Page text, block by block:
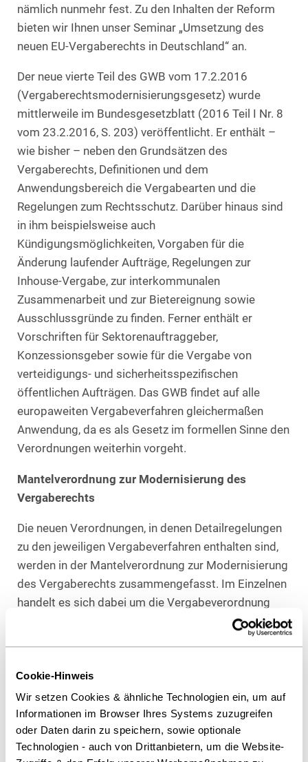
Cookie-Hinweis
Wir setzen Cookies & ähnliche Technologien ein, um auf
Informationen im Browser Ihres Systems zuzugreifen
oder Daten darin zu speichern, sowie optionale
Technologien - auch von Drittanbietern, um die Website-
nämlich nunmehr fest. Zu den Inhalten der Reform
bieten wir Ihnen unser Seminar „Umsetzung des
neuen EU-Vergaberechts in Deutschland“ an.
Der neue vierte Teil des GWB vom 17.2.2016
(Vergaberechtsmodernisierungsgesetz) wurde
mittlerweile im Bundesgesetzblatt (2016 Teil I Nr. 8
vom 23.2.2016, S. 203) veröffentlicht. Er enthält –
wie bisher – neben den Grundsätzen des
Vergaberechts, Definitionen und dem
Anwendungsbereich die Vergabearten und die
Regelungen zum Rechtsschutz. Darüber hinaus sind
in ihm beispielsweise auch
Kündigungsmöglichkeiten, Vorgaben für die
Änderung laufender Aufträge, Regelungen zur
Inhouse-Vergabe, zur interkommunalen
Zusammenarbeit und zur Bietereignung sowie
Ausschlussgründe zu finden. Ferner enthält er
Vorschriften für Sektorenauftraggeber,
Konzessionsgeber sowie für die Vergabe von
verteidigungs- und sicherheitsspezifischen
öffentlichen Aufträgen. Das GWB findet auf alle
europaweiten Vergabeverfahren gleichermaßen
Anwendung, da es als Gesetz im formellen Sinne den
Verordnungen weiterhin vorgeht.
Mantelverordnung zur Modernisierung des
Vergaberechts
Die neuen Verordnungen, in denen Detailregelungen
zu den jeweiligen Vergabeverfahren enthalten sind,
werden in der Mantelverordnung zur Modernisierung
des Vergaberechts zusammengefasst. Im Einzelnen
handelt es sich dabei um die Vergabeverordnung
(VgV), die Sektorenverordnung (SektVO), die
Konzessionsvergabeverordnung (KonzVgV), die
Folgeänderungen – insbesondere in der
Vergabeverordnung für die Bereiche Verteidigung
und Sicherheit (VSVgV). Die VOL/A-EG und die VOF
werden abgeschafft und gehen in der VgV auf. Die
Bundesregierung hat die Mantelverordnung am 20.